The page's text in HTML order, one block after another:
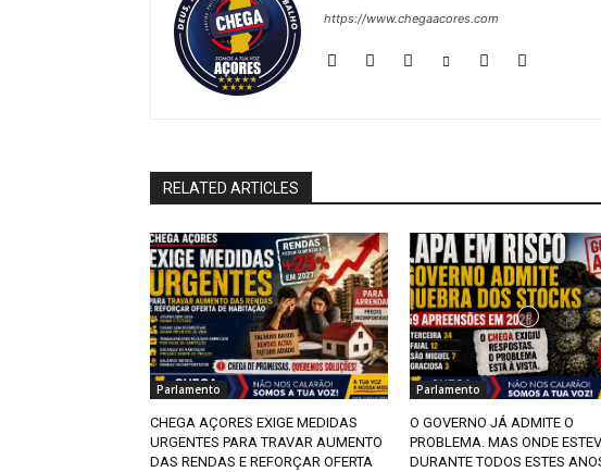
https://www.chegaacores.com
RELATED ARTICLES
Parlamento
CHEGA AÇORES EXIGE MEDIDAS
URGENTES PARA TRAVAR AUMENTO
DAS RENDAS E REFORÇAR OFERTA
Parlamento
O GOVERNO JÁ ADMITE O
PROBLEMA. MAS ONDE
DURANTE TODOS ESTES